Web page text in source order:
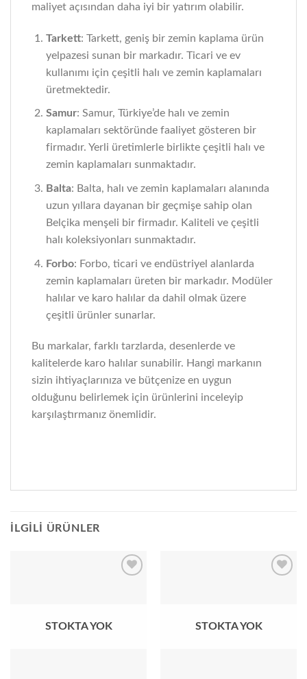
maliyet açısından daha iyi bir yatırım olabilir.
Tarkett: Tarkett, geniş bir zemin kaplama ürün
yelpazesi sunan bir markadır. Ticari ve ev
kullanımı için çeşitli halı ve zemin kaplamaları
üretmektedir.
Samur: Samur, Türkiye’de halı ve zemin
kaplamaları sektöründe faaliyet gösteren bir
firmadır. Yerli üretimlerle birlikte çeşitli halı ve
zemin kaplamaları sunmaktadır.
Balta: Balta, halı ve zemin kaplamaları alanında
uzun yıllara dayanan bir geçmişe sahip olan
Belçika menşeli bir firmadır. Kaliteli ve çeşitli
halı koleksiyonları sunmaktadır.
Forbo: Forbo, ticari ve endüstriyel alanlarda
zemin kaplamaları üreten bir markadır. Modüler
halılar ve karo halılar da dahil olmak üzere
çeşitli ürünler sunarlar.
Bu markalar, farklı tarzlarda, desenlerde ve
kalitelerde karo halılar sunabilir. Hangi markanın
sizin ihtiyaçlarınıza ve bütçenize en uygun
olduğunu belirlemek için ürünlerini inceleyip
karşılaştırmanız önemlidir.
İLGILI ÜRÜNLER
STOKTA YOK STOKTA YOK